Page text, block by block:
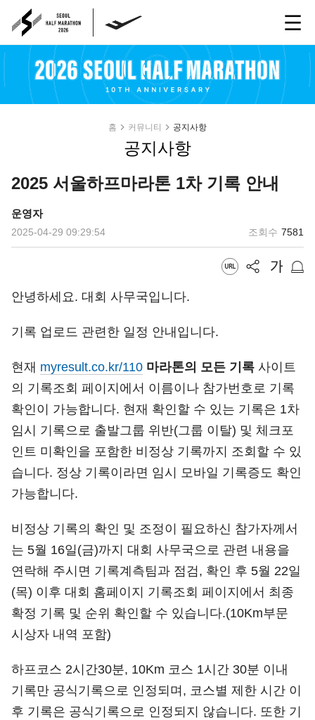
홈 커뮤니티 공지사항
공지사항
2025 서울하프마라톤 1차 기록 안내
운영자
2025-04-29 09:29:54 조회수 7581
안녕하세요. 대회 사무국입니다.
기록 업로드 관련한 일정 안내입니다.
현재 myresult.co.kr/110 마라톤의 모든 기록 사이트
의 기록조회 페이지에서 이름이나 참가번호로 기록
확인이 가능합니다. 현재 확인할 수 있는 기록은 1차
임시 기록으로 출발그룹 위반(그룹 이탈) 및 체크포
인트 미확인을 포함한 비정상 기록까지 조회할 수 있
습니다. 정상 기록이라면 임시 모바일 기록증도 확인
가능합니다.
비정상 기록의 확인 및 조정이 필요하신 참가자께서
는 5월 16일(금)까지 대회 사무국으로 관련 내용을
연락해 주시면 기록계측팀과 점검, 확인 후 5월 22일
(목) 이후 대회 홈페이지 기록조회 페이지에서 최종
확정 기록 및 순위 확인할 수 있습니다.(10Km부문
시상자 내역 포함)
하프코스 2시간30분, 10Km 코스 1시간 30분 이내
기록만 공식기록으로 인정되며, 코스별 제한 시간 이
후 기록은 공식기록으로 인정되지 않습니다. 또한 기